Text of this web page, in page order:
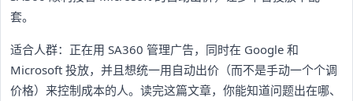
套。
适合人群：正在用 SA360 管理广告，同时在 Google 和
Microsoft 投放，并且想统一用自动出价（而不是手动一个个调
价格）来控制成本的人。读完这篇文章，你能知道问题出在哪、